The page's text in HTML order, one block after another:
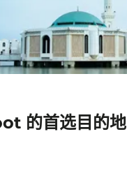
的首选目的地